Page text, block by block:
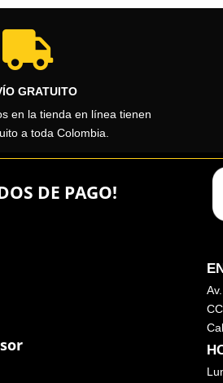

GRATUITO
en la tienda en línea tienen
a toda Colombia.
DE PAGO!